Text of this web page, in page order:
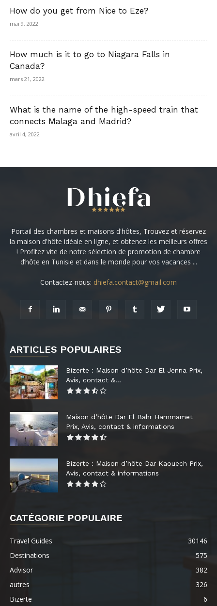
How do you get from Nice to Eze?
mai 9, 2022
How much is it to go to Niagara Falls in
Canada?
mars 21, 2022
What is the name of the high-speed train that
connects Malaga and Madrid?
avril 4, 2022
Portail des chambres et maisons d'hôtes, Trouvez et réservez
la maison d'hôte idéale en ligne, et obtenez les meilleurs offres
! Profitez vite de notre sélection de promotion de chambre
d’hôte en Tunisie et dans le monde pour vos vacances ...
Contactez-nous: dhiefa.contact@gmail.com
ARTICLES POPULAIRES
Bizerte : Maison d’hôte Dar El Jenna Prix,
Avis, contact &...
Maison d’hôte Dar El Bahr Hammamet
Prix, Avis, contact & informations
Bizerte : Maison d’hôte Dar Kaouech Prix,
Avis, contact & informations
CATÉGORIE POPULAIRE
Travel Guides
30146
Destinations
575
Advisor
382
autres
326
Bizerte
6